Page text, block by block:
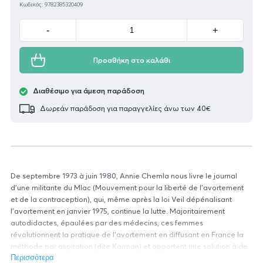
De septembre 1973 à juin 1980, Annie Chemla nous livre le journal
d'une militante du Mlac (Mouvement pour la liberté de l'avortement
et de la contraception), qui, même après la loi Veil dépénalisant
l'avortement en janvier 1975, continue la lutte. Majoritairement
autodidactes, épaulées par des médecins, ces femmes
révolutionnent la pratique de l'avortement en diffusant en France la
méthode par aspiration (dite Karman) et apportent une solution à de
nombreuses femmes en détresse. D'abord face à une législation qui
Περισσότερα
Κωδικός: 9782385320409
Minus
- Plus
+
Προσθήκη στο καλάθι
Διαθέσιμο για άμεση παράδοση
Δωρεάν παράδοση για παραγγελίες άνω των 40€